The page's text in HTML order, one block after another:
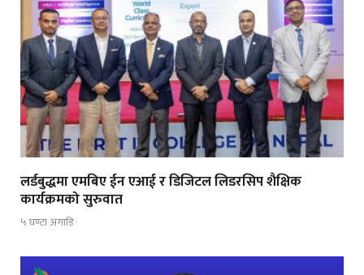
लर्डबुद्धमा एमबिए ईन एआई र डिजिटल लिडरसिप शैक्षिक
कार्यक्रमको सुरुवात
५ घण्टा अगाडि